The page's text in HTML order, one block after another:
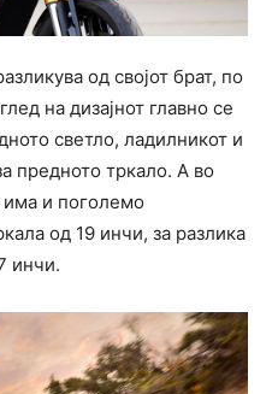
од својот брат, по
на дизајнот главно се
светло, ладилникот и
предното тркало. А во
и поголемо
од 19 инчи, за разлика
инчи.